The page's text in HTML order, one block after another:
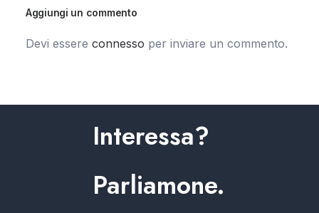
Aggiungi un commento
Devi essere connesso per inviare un commento.
Interessa?
Parliamone.